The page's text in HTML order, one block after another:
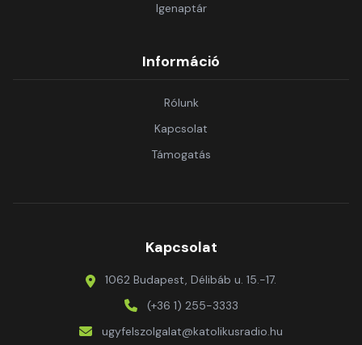
Igenaptár
Információ
Rólunk
Kapcsolat
Támogatás
Kapcsolat
1062 Budapest, Délibáb u. 15.-17.
(+36 1) 255-3333
ugyfelszolgalat@katolikusradio.hu